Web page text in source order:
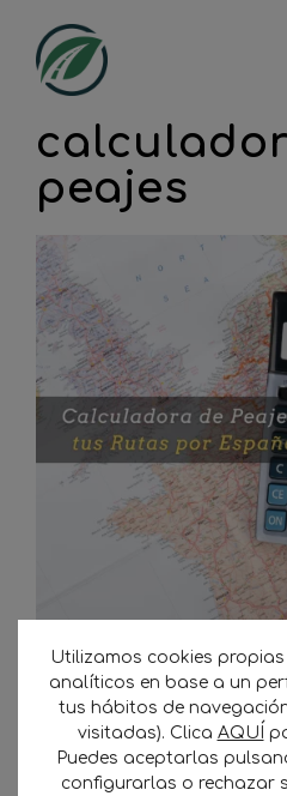
contenido
peajes
Calculadora de
16 de septiembre de 2024
Sostenible
Descubre las mejores
Utilizamos cookies
analíticos en base a un
tus hábitos de
visitadas). Clica AQUÍ
Puedes aceptarlas
configurarlas o rechazar